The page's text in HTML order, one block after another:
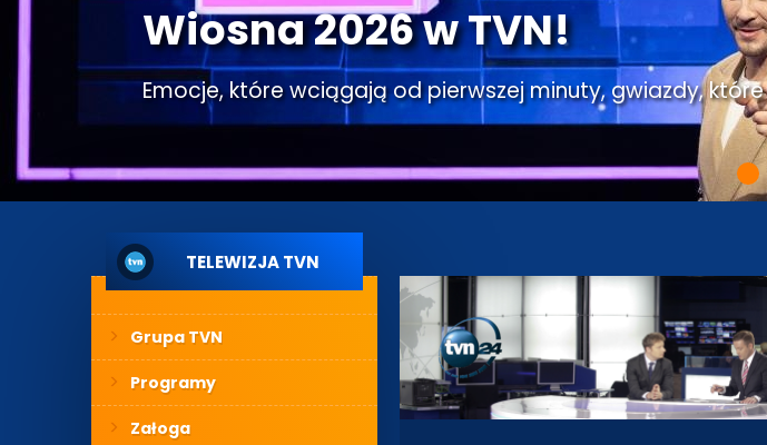
Wiosna 2026 w TVN!
Emocje, które wciągają od pierwszej minuty, gwiazdy,
TELEWIZJA TVN
Grupa TVN
Programy
Załoga